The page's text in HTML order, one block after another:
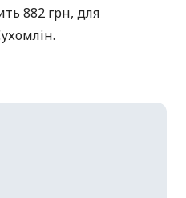
882 грн, для